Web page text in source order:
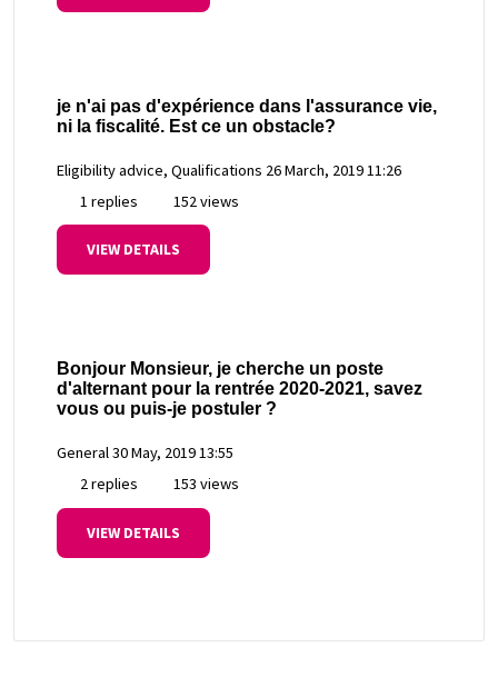
je n'ai pas d'expérience dans l'assurance vie,
ni la fiscalité. Est ce un obstacle?
Eligibility advice, Qualifications 26 March, 2019 11:26
1 replies
152 views
VIEW DETAILS
Bonjour Monsieur, je cherche un poste
d'alternant pour la rentrée 2020-2021, savez
vous ou puis-je postuler ?
General30 May, 2019 13:55
2 replies
153 views
VIEW DETAILS